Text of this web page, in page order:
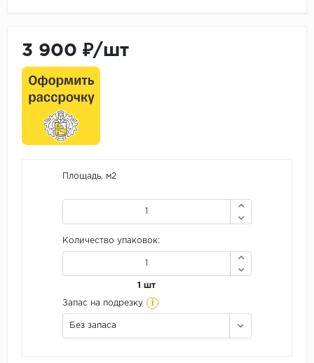
3 900 ₽/шт
Площадь, м2
Количество упаковок:
1 шт
Запас на подрезку i
Без запаса